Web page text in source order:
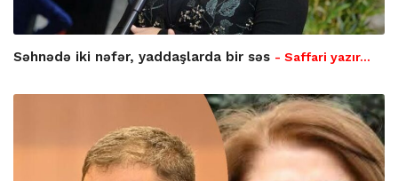
Səhnədə iki nəfər, yaddaşlarda bir səs - Saffari yazır…